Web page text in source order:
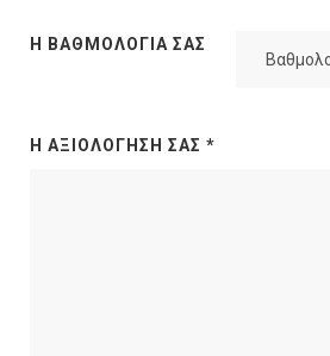
Η ΒΑΘΜΟΛΟΓΊΑ ΣΑΣ
Η ΑΞΙΟΛΌΓΗΣΉ ΣΑΣ *